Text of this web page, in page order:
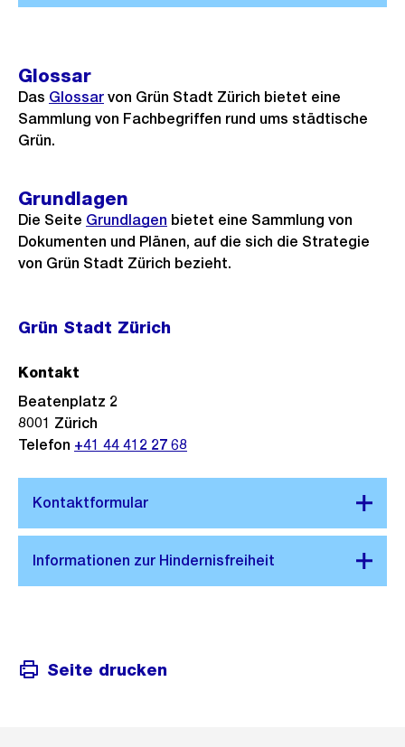
Glossar
Das Glossar von Grün Stadt Zürich bietet eine
Sammlung von Fachbegriffen rund ums städtische
Grün.
Grundlagen
Die Seite Grundlagen bietet eine Sammlung von
Dokumenten und Plänen, auf die sich die Strategie
von Grün Stadt Zürich bezieht.
Grün Stadt Zürich
Kontakt
Beatenplatz 2
8001 Zürich
Telefon +41 44 412 27 68
Seite drucken